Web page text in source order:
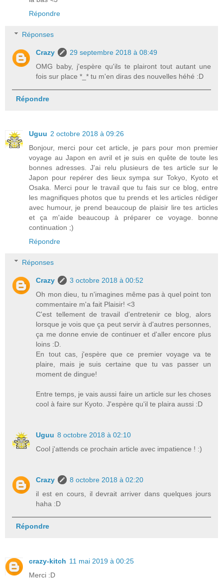
Répondre
Réponses
Crazy
29 septembre 2018 à 08:49
OMG baby, j'espère qu'ils te plairont tout autant une
fois sur place *_* tu m'en diras des nouvelles héhé :D
Répondre
Uguu 2 octobre 2018 à 09:26
Bonjour, merci pour cet article, je pars pour mon premier
voyage au Japon en avril et je suis en quête de toute les
bonnes adresses. J'ai relu plusieurs de tes article sur le
Japon pour repérer des lieux sympa sur Tokyo, Kyoto et
Osaka. Merci pour le travail que tu fais sur ce blog, entre
les magnifiques photos que tu prends et les articles rédiger
avec humour, je prend beaucoup de plaisir lire tes articles
et ça m'aide beaucoup à préparer ce voyage. bonne
continuation ;)
Répondre
Réponses
Crazy
3 octobre 2018 à 00:52
Oh mon dieu, tu n'imagines même pas à quel point ton
commentaire m'a fait Plaisir! <3
C'est tellement de travail d'entretenir ce blog, alors
lorsque je vois que ça peut servir à d'autres personnes,
ça me donne envie de continuer et d'aller encore plus
loins :D.
En tout cas, j'espère que ce premier voyage va te
plaire, mais je suis certaine que tu vas passer un
moment de dingue!
Entre temps, je vais aussi faire un article sur les choses
cool à faire sur Kyoto. J'espère qu'il te plaira aussi :D
Uguu 8 octobre 2018 à 02:10
Cool j'attends ce prochain article avec impatience ! :)
Crazy
8 octobre 2018 à 02:20
il est en cours, il devrait arriver dans quelques jours
haha :D
Répondre
crazy-kitch 11 mai 2019 à 00:25
Merci :D